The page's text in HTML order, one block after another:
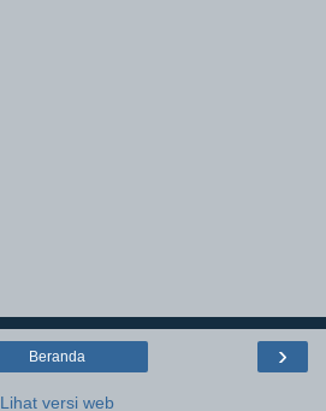
›
Beranda
Lihat versi web